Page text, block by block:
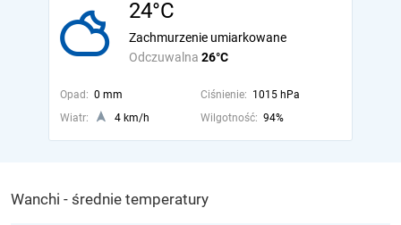
24°C
Odczuwalna 26°C
Zachmurzenie umiarkowane
Opad: 0 mm Ciśnienie: 1015 hPa
Wiatr:
4 km/h Wilgotność: 94%
Wanchi - średnie temperatury